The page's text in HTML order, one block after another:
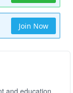
Join Now